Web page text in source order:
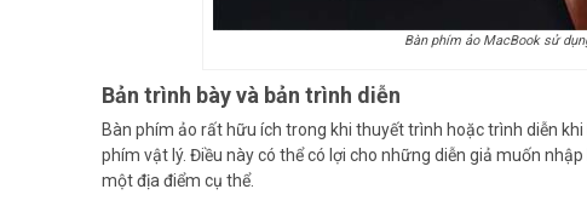
Bàn phím ảo MacBook sử
Bản trình bày và bản trình diễn
Bàn phím ảo rất hữu ích trong khi thuyết trình hoặc trình diễn
phím vật lý. Điều này có thể có lợi cho những diễn giả muốn
một địa điểm cụ thể.